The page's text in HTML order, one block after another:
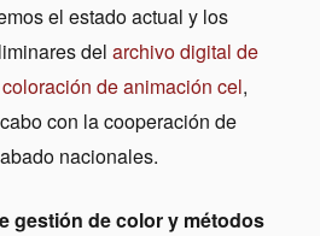
el estado actual y los
del archivo digital de
de animación cel,
con la cooperación de
nacionales.
gestión de color y métodos